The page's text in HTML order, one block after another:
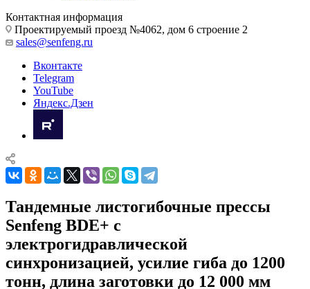
Контактная информация
Проектируемый проезд №4062, дом 6 строение 2
sales@senfeng.ru
Вконтакте
Telegram
YouTube
Яндекс.Дзен
Тандемные листогибочные прессы
Senfeng BDE+ с
электрогидравлической
синхронизацией, усилие гиба до 1200
тонн, длина заготовки до 12 000 мм